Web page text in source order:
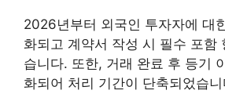
2026년부터 외국인 투자자에 대
화되고 계약서 작성 시 필수 포함
습니다. 또한, 거래 완료 후 등기
화되어 처리 기간이 단축되었습니